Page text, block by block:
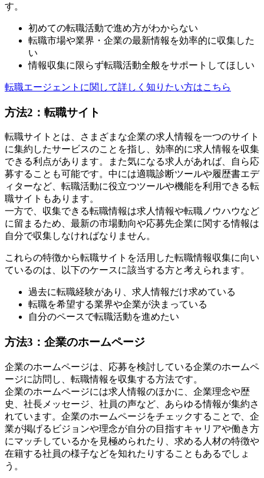
す。
初めての転職活動で進め方がわからない
転職市場や業界・企業の最新情報を効率的に収集した
い
情報収集に限らず転職活動全般をサポートしてほしい
転職エージェントに関して詳しく知りたい方はこちら
方法2：転職サイト
転職サイトとは、さまざまな企業の求人情報を一つのサイト
に集約したサービスのことを指し、効率的に求人情報を収集
できる利点があります。また気になる求人があれば、自ら応
募することも可能です。中には適職診断ツールや履歴書エデ
ィターなど、転職活動に役立つツールや機能を利用できる転
職サイトもあります。
一方で、収集できる転職情報は求人情報や転職ノウハウなど
に留まるため、最新の市場動向や応募先企業に関する情報は
自分で収集しなければなりません。
これらの特徴から転職サイトを活用した転職情報収集に向い
ているのは、以下のケースに該当する方と考えられます。
過去に転職経験があり、求人情報だけ求めている
転職を希望する業界や企業が決まっている
自分のペースで転職活動を進めたい
方法3：企業のホームページ
企業のホームページは、応募を検討している企業のホームペ
ージに訪問し、転職情報を収集する方法です。
企業のホームページには求人情報のほかに、企業理念や歴
史、社長メッセージ、社員の声など、あらゆる情報が集約さ
れています。企業のホームページをチェックすることで、企
業が掲げるビジョンや理念が自分の目指すキャリアや働き方
にマッチしているかを見極められたり、求める人材の特徴や
在籍する社員の様子などを知れたりすることもあるでしょ
う。